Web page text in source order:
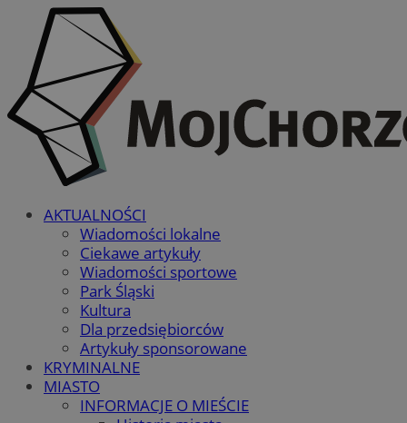
AKTUALNOŚCI
Wiadomości lokalne
Ciekawe artykuły
Wiadomości sportowe
Park Śląski
Kultura
Dla przedsiębiorców
Artykuły sponsorowane
KRYMINALNE
MIASTO
INFORMACJE O MIEŚCIE